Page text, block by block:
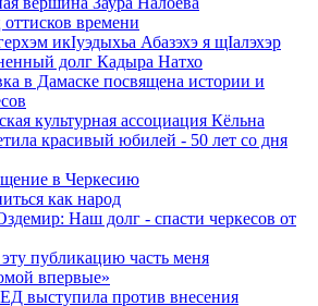
оттисков времени
икIуэдыхьа Абазэхэ я щIалэхэр
долг Кадыра Натхо
в Дамаске посвящена истории и
культурная ассоциация Кёльна
красивый юбилей - 50 лет со дня
в Черкесию
как народ
Наш долг - спасти черкесов от
эту публикацию часть меня
впервые»
выступила против внесения